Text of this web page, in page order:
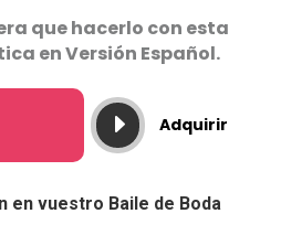
que hacerlo con esta
en Versión Español.
E Adquirir
en vuestro Baile de Boda